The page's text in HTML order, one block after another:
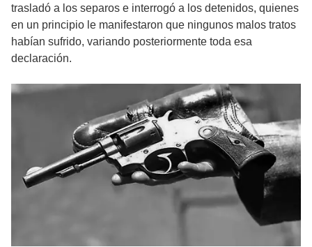
trasladó a los separos e interrogó a los detenidos, quienes
en un principio le manifestaron que ningunos malos tratos
habían sufrido, variando posteriormente toda esa
declaración.